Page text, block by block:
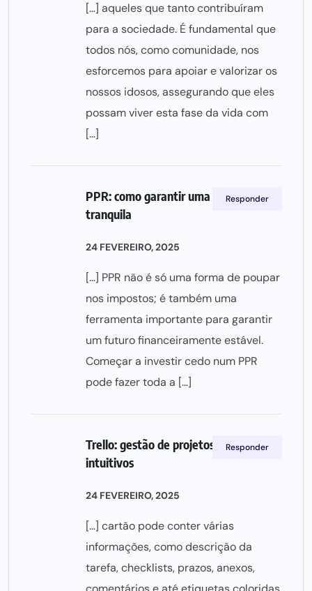
[…] aqueles que tanto contribuíram
para a sociedade. É fundamental que
todos nós, como comunidade, nos
esforcemos para apoiar e valorizar os
nossos idosos, assegurando que eles
possam viver esta fase da vida com
[…]
PPR: como garantir uma reforma mais
tranquila
24 FEVEREIRO, 2025
[…] PPR não é só uma forma de poupar
nos impostos; é também uma
ferramenta importante para garantir
um futuro financeiramente estável.
Começar a investir cedo num PPR
pode fazer toda a […]
Responder
Trello: gestão de projetos com quadros
intuitivos
24 FEVEREIRO, 2025
[…] cartão pode conter várias
informações, como descrição da
tarefa, checklists, prazos, anexos,
Responder